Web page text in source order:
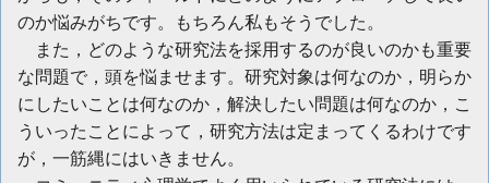
のか悩みがちです。もちろん私もそうでした。
また，どのような研究法を採用するのが良いのかも重要
な問題で，頭を悩ませます。研究対象は何なのか，明らか
にしたいことは何なのか，解決したい問題は何なのか，こ
ういったことによって，研究方法は定まってくるわけです
が，一筋縄にはいきません。